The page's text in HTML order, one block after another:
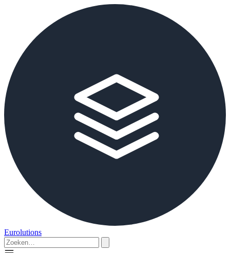
Eurolutions